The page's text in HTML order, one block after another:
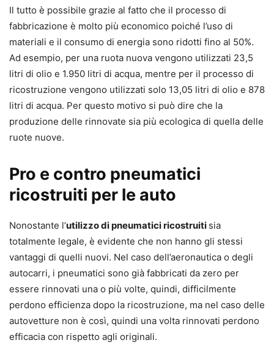
Il tutto è possibile grazie al fatto che il processo di
fabbricazione è molto più economico poiché l’uso di
materiali e il consumo di energia sono ridotti fino al 50%.
Ad esempio, per una ruota nuova vengono utilizzati 23,5
litri di olio e 1.950 litri di acqua, mentre per il processo di
ricostruzione vengono utilizzati solo 13,05 litri di olio e 878
litri di acqua. Per questo motivo si può dire che la
produzione delle rinnovate sia più ecologica di quella delle
ruote nuove.
Pro e contro pneumatici
ricostruiti per le auto
Nonostante l’utilizzo di pneumatici ricostruiti sia
totalmente legale, è evidente che non hanno gli stessi
vantaggi di quelli nuovi. Nel caso dell’aeronautica o degli
autocarri, i pneumatici sono già fabbricati da zero per
essere rinnovati una o più volte, quindi, difficilmente
perdono efficienza dopo la ricostruzione, ma nel caso delle
autovetture non è così, quindi una volta rinnovati perdono
efficacia con rispetto agli originali.